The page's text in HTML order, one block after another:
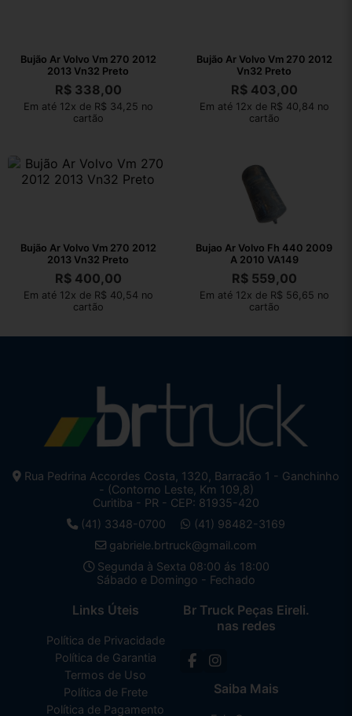
Bujão Ar Volvo Vm 270 2012
2013 Vn32 Preto
R$338,00
Em até 12x de R$ 34,25 no
cartão
Bujão Ar Volvo Vm 270 2012
Vn32 Preto
R$403,00
Em até 12x de R$ 40,84 no
cartão
Bujão Ar Volvo Vm 270 2012
2013 Vn32 Preto
R$400,00
Em até 12x de R$ 40,54 no
cartão
Bujao Ar Volvo Fh 440 2009
A 2010 VA149
R$559,00
Em até 12x de R$ 56,65 no
cartão
Rua Pedrina Accordes Costa, 1320, Barracão 1 - Ganchinho
- (Contorno Leste, Km 109,8)
Curitiba - PR - CEP: 81935-420
(41) 3348-0700
(41) 98482-3169
gabriele.brtruck@gmail.com
Segunda à Sexta 08:00 ás 18:00
Sábado e Domingo - Fechado
Links Úteis
Política de Privacidade
Política de Garantia
Termos de Uso
Política de Frete
Política de Pagamento
Br Truck Peças Eireli.
nas redes
Saiba Mais